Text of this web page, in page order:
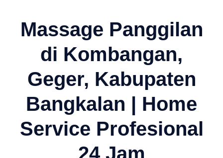
Massage Panggilan
di Kombangan,
Geger, Kabupaten
Bangkalan | Home
Service Profesional
24 Jam